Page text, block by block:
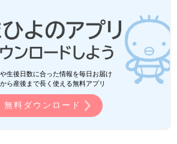
生後日数に合った情報を毎日お届け
ら産後まで長く使える無料アプリ
無料ダウンロード